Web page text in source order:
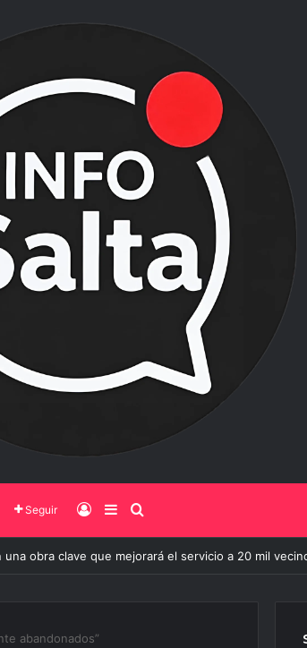
Seguir Iniciar Sesión
Barra Lateral
transformación: Así avanza la obra que cambiará
abandonados”